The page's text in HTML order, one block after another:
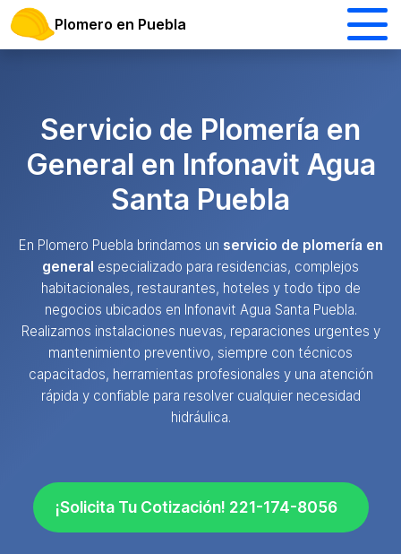
Plomero en Puebla
Servicio de Plomería en
General en Infonavit Agua
Santa Puebla
En Plomero Puebla brindamos un servicio de plomería en
general especializado para residencias, complejos
habitacionales, restaurantes, hoteles y todo tipo de
negocios ubicados en Infonavit Agua Santa Puebla.
Realizamos instalaciones nuevas, reparaciones urgentes y
mantenimiento preventivo, siempre con técnicos
capacitados, herramientas profesionales y una atención
rápida y confiable para resolver cualquier necesidad
hidráulica.
¡Solicita Tu Cotización! 221-174-8056